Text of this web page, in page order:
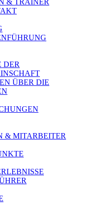
& TRAINER
DER
ÜBER DIE
& MITARBEITER